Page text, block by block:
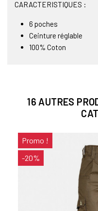
CARACTERISTIQUES :
6 poches
Ceinture réglable
100% Coton
16 AUTRES
Promo !
-20%